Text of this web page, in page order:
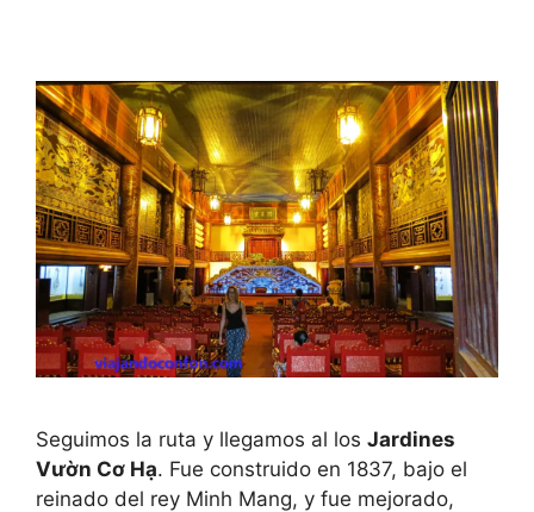
Seguimos la ruta y llegamos al los Jardines
Vườn Cơ Hạ. Fue construido en 1837, bajo el
reinado del rey Minh Mang, y fue mejorado,